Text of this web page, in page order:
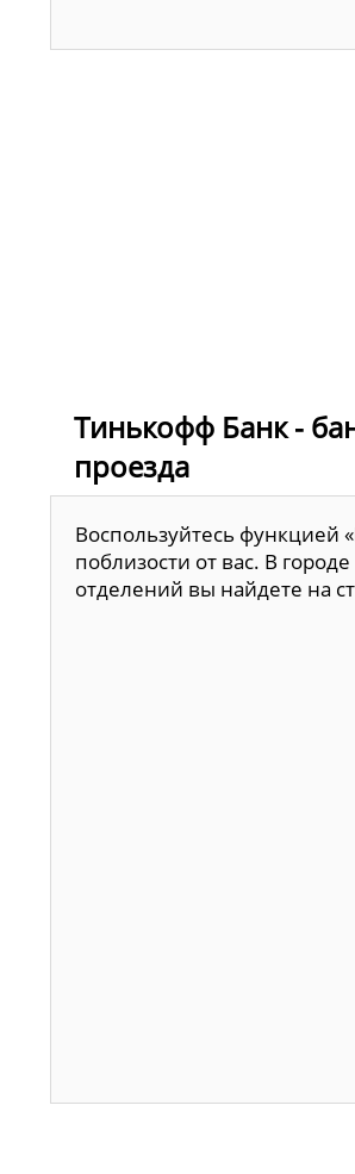
Тинькофф Банк -
проезда
Воспользуйтесь функцией
поблизости от вас. В
отделений вы найдете на